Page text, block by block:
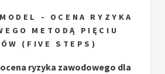
- OCENA RYZYKA
METODĄ PIĘCIU
(FIVE STEPS)
ryzyka zawodowego dla